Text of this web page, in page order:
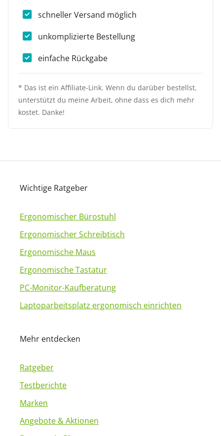
schneller Versand möglich
unkomplizierte Bestellung
einfache Rückgabe
* Das ist ein Affiliate-Link. Wenn du darüber bestellst,
unterstützt du meine Arbeit, ohne dass es dich mehr
kostet. Danke!
Wichtige Ratgeber
Ergonomischer Bürostuhl
Ergonomischer Schreibtisch
Ergonomische Maus
Ergonomische Tastatur
PC-Monitor-Kaufberatung
Laptoparbeitsplatz ergonomisch einrichten
Mehr entdecken
Ratgeber
Testberichte
Marken
Angebote & Aktionen